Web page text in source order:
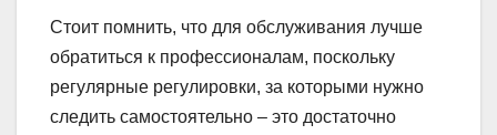
Стоит помнить, что для обслуживания лучше
обратиться к профессионалам, поскольку
регулярные регулировки, за которыми нужно
следить самостоятельно – это достаточно